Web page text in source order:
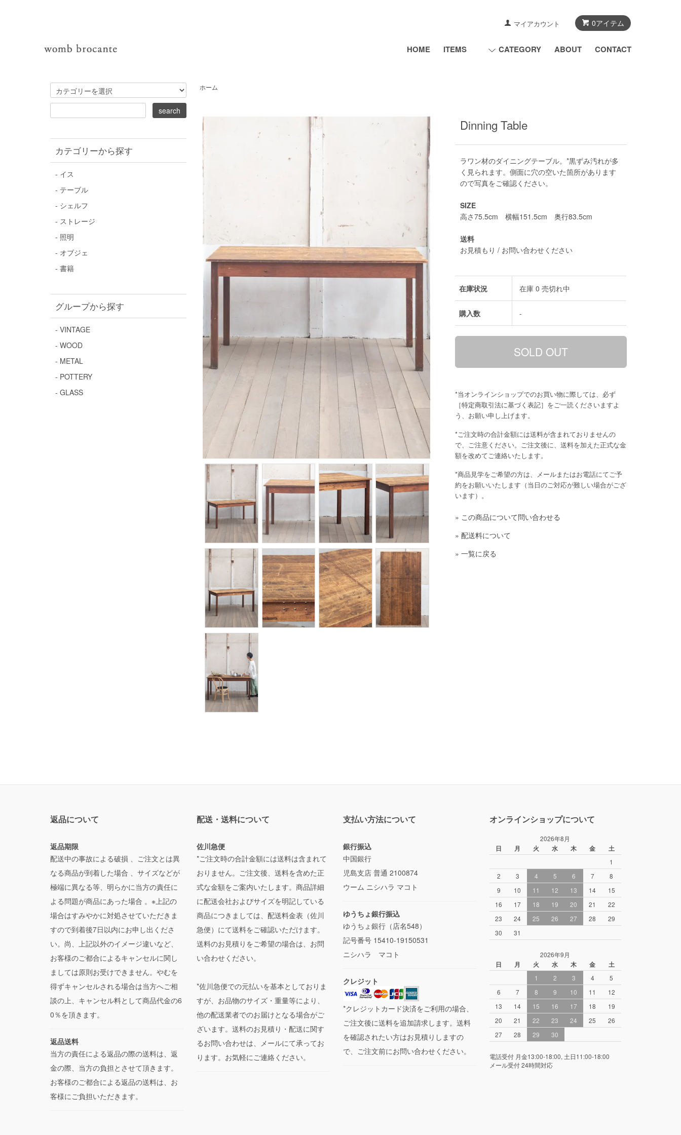
0アイテム
マイアカウント
HOME ITEMS CATEGORY ABOUT CONTACT
ホーム
Dinning Table
ラワン材のダイニングテーブル。*黒ずみ汚れが多
く見られます。側面に穴の空いた箇所があります
ので写真をご確認ください。
SIZE
高さ75.5cm 横幅151.5cm 奥行83.5cm
送料
お見積もり / お問い合わせください
在庫状況 在庫 0 売切れ中
購入数 -
*当オンラインショップでのお買い物に際しては、必ず
［特定商取引法に基づく表記］をご一読くださいますよ
う、お願い申し上げます。
*ご注文時の合計金額には送料が含まれておりませんの
で、ご注意ください。ご注文後に、送料を加えた正式な金
額を改めてご連絡いたします。
*商品見学をご希望の方は、メールまたはお電話にてご予
約をお願いいたします（当日のご対応が難しい場合がござ
います）。
» この商品について問い合わせる
» 配送料について
» 一覧に戻る
カテゴリーから探す
- イス
- テーブル
- シェルフ
- ストレージ
- 照明
- オブジェ
- 書籍
グループから探す
- VINTAGE
- WOOD
- METAL
- POTTERY
- GLASS
返品について
返品期限
配送中の事故による破損 、ご注文とは異
なる商品が到着した場合 、サイズなどが
極端に異なる等、明らかに当方の責任に
よる問題が商品にあった場合 。※上記の
場合はすみやかに対処させていただきま
すので到着後7日以内にお申し出くださ
い。尚、上記以外のイメージ違いなど、
お客様のご都合によるキャンセルに関し
ましては原則お受けできません。やむを
得ずキャンセルされる場合は当方へご相
談の上、キャンセル料として商品代金の6
0％を頂きます。
返品送料
当方の責任による返品の際の送料は、返
金の際、当方の負担とさせて頂きます。
お客様のご都合による返品の送料は、お
客様にご負担いただきます。
配送・送料について
佐川急便
*ご注文時の合計金額には送料は含まれて
おりません。ご注文後、送料を含めた正
式な金額をご案内いたします。商品詳細
に配送会社およびサイズを明記している
商品につきましては、配送料金表（佐川
急便）にて送料をご確認いただけます。
送料のお見積りをご希望の場合は、お問
い合わせください。
*佐川急便での元払いを基本としておりま
すが、お品物のサイズ・重量等により、
他の配送業者でのお届けとなる場合がご
ざいます。送料のお見積り・配送に関す
るお問い合わせは、メールにて承ってお
ります。お気軽にご連絡ください。
支払い方法について
銀行振込
中国銀行
児島支店 普通 2100874
ウーム ニシハラ マコト
ゆうちょ銀行振込
ゆうちょ銀行（店名548）
記号番号 15410-19150531
ニシハラ マコト
クレジット
*クレジットカード決済をご利用の場合、
ご注文後に送料を追加請求します。送料
を確認されたい方はお見積りしますの
で、ご注文前にお問い合わせください。
オンラインショップについて
2026年8月
日
月 火 水 木 金
土
1
2
3 4 5 6 7
8
9
10 11 12 13 14
15
16
17 18 19 20 21
22
23
24 25 26 27 28
29
30
31
2026年9月
日
月 火 水 木 金
土
1
2 3 4
5
6
7 8 9 10 11
12
13
14 15 16 17 18
19
20
21 22 23 24 25
26
27
28 29 30
電話受付 月金13:00-18:00, 土日11:00-18:00
メール受付 24時間対応